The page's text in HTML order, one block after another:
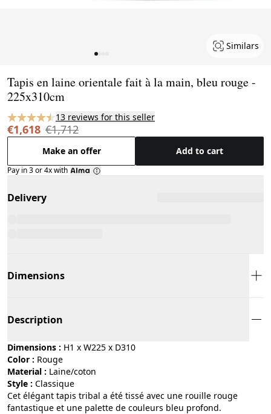
Similars
Tapis en laine orientale fait à la main, bleu rouge -
225x310cm
13 reviews for this seller
€1,618 €1,712
Make an offer Add to cart
Pay in 3 or 4x with
Delivery
Dimensions
Description
Dimensions : H1 x W225 x D310
Color :
rouge
Material :
laine/coton
Style :
classique
Cet élégant tapis tribal a été tissé avec une rouille rouge
fantastique et une palette de couleurs bleu profond.